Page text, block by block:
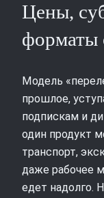
Цены,
форматы
Модель
прошлое,
подпискам и
один продукт
транспорт,
даже рабочее
едет надолго.